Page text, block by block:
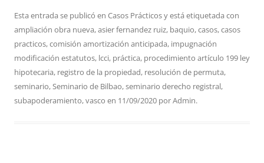
Esta entrada se publicó en Casos Prácticosy está etiquetada con
ampliación obra nueva,asier fernandez ruiz, baquio,casos,casos
practicos,comisión amortización anticipada, impugnación
modificación estatutos, lcci, práctica, procedimiento artículo 199 ley
hipotecaria, registro de la propiedad, resolución de permuta,
seminario,Seminario de Bilbao,seminario derecho registral,
subapoderamiento,vasco en 11/09/2020 porAdmin.